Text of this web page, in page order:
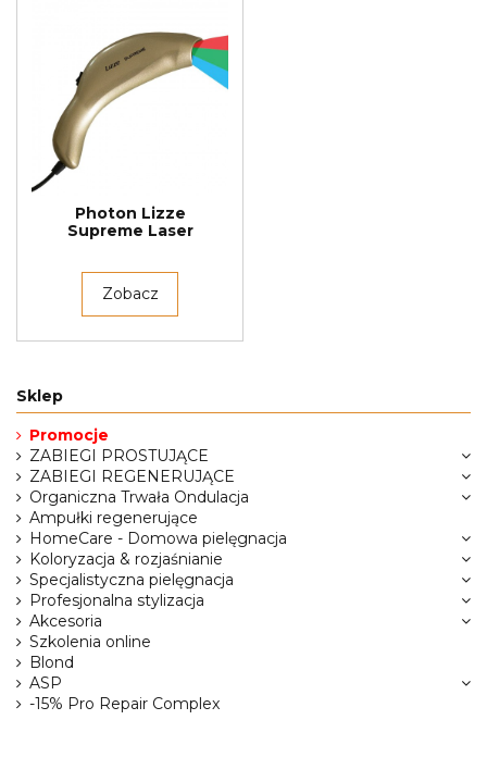
Photon Lizze
Supreme Laser
Zobacz
Sklep
Promocje
ZABIEGI PROSTUJĄCE
ZABIEGI REGENERUJĄCE
Organiczna Trwała Ondulacja
Ampułki regenerujące
HomeCare - Domowa pielęgnacja
Koloryzacja & rozjaśnianie
Specjalistyczna pielęgnacja
Profesjonalna stylizacja
Akcesoria
Szkolenia online
Blond
ASP
-15% Pro Repair Complex